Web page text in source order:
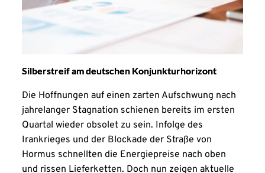
Silberstreif am deutschen Konjunkturhorizont
Die Hoffnungen auf einen zarten Aufschwung nach
jahrelanger Stagnation schienen bereits im ersten
Quartal wieder obsolet zu sein. Infolge des
Irankrieges und der Blockade der Straße von
Hormus schnellten die Energiepreise nach oben
und rissen Lieferketten. Doch nun zeigen aktuelle